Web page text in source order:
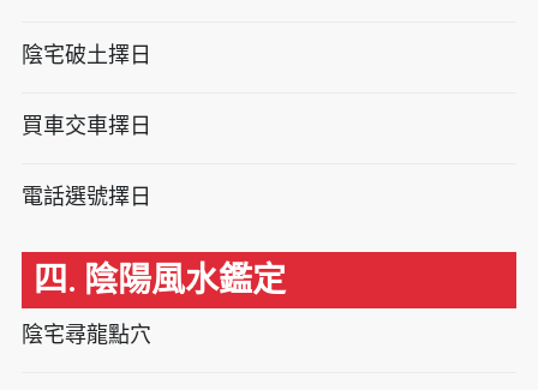
陰宅破土擇日
買車交車擇日
電話選號擇日
四. 陰陽風水鑑定
陰宅尋龍點穴